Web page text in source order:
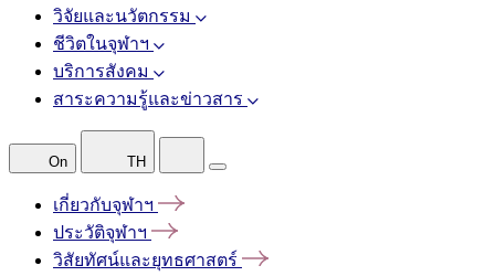
วิจัยและนวัตกรรม
ชีวิตในจุฬาฯ
บริการสังคม
สาระความรู้และข่าวสาร
On TH
เกี่ยวกับจุฬาฯ
ประวัติจุฬาฯ
วิสัยทัศน์และยุทธศาสตร์